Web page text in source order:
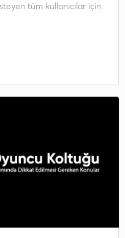
tüm kullanıcılar için